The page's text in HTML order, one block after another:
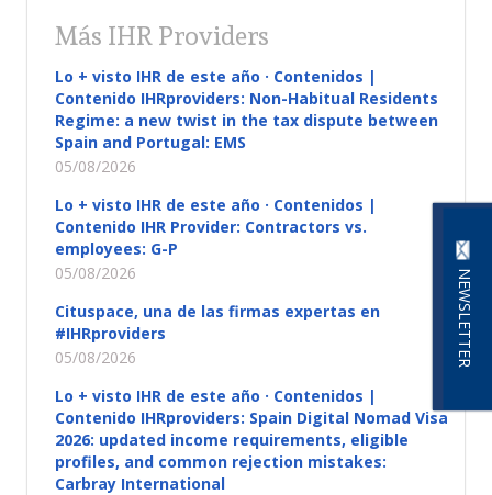
NEWSLETTER
Más IHR Providers
Lo + visto IHR de este año · Contenidos |
Contenido IHRproviders: Non-Habitual Residents
Regime: a new twist in the tax dispute between
Spain and Portugal: EMS
05/08/2026
Lo + visto IHR de este año · Contenidos |
Contenido IHR Provider: Contractors vs.
employees: G-P
05/08/2026
Cituspace, una de las firmas expertas en
#IHRproviders
05/08/2026
Lo + visto IHR de este año · Contenidos |
Contenido IHRproviders: Spain Digital Nomad Visa
2026: updated income requirements, eligible
profiles, and common rejection mistakes:
Carbray International